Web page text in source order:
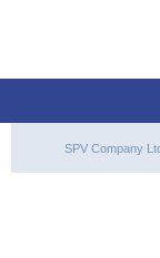
SPV Company